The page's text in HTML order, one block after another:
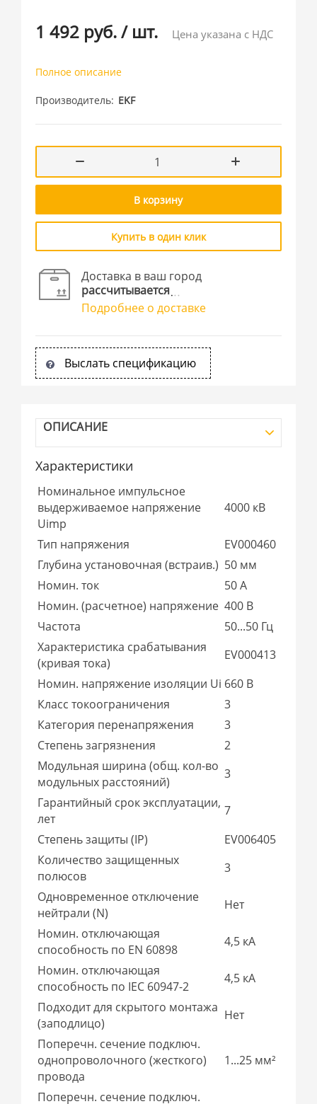
1 492 руб./ шт. Цена указана с НДС
Полное описание
Производитель EKF
В корзину
Купить в один клик
Доставка в ваш город
рассчитывается
Подробнее о доставке
Выслать спецификацию
ОПИСАНИЕ
Характеристики
Номинальное импульсное
выдерживаемое напряжение
Uimp
4000 кВ
Тип напряжения
EV000460
Глубина установочная (встраив.) 50 мм
Номин. ток
50 А
Номин. (расчетное) напряжение 400 В
Частота
50...50 Гц
Характеристика срабатывания
(кривая тока)
EV000413
Номин. напряжение изоляции Ui 660 В
Класс токоограничения
3
Категория перенапряжения
3
Степень загрязнения
2
Модульная ширина (общ. кол-во
модульных расстояний)
3
Гарантийный срок эксплуатации,
лет
7
Степень защиты (IP)
EV006405
Количество защищенных
полюсов
3
Одновременное отключение
нейтрали (N)
Нет
Номин. отключающая
способность по EN 60898
4,5 кА
Номин. отключающая
способность по IEC 60947-2
4,5 кА
Подходит для скрытого монтажа
(заподлицо)
Нет
Поперечн. сечение подключ.
однопроволочного (жесткого)
провода
1...25 мм²
Поперечн. сечение подключ.